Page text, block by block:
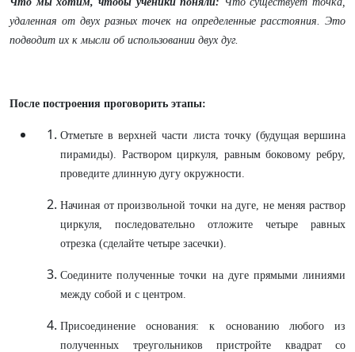
удаленная от двух разных точек на определенные расстояния. Это
подводит их к мысли об использовании двух дуг.
После построения проговорить этапы:
Отметьте в верхней части листа точку (будущая вершина
пирамиды). Раствором циркуля, равным боковому ребру,
проведите длинную дугу окружности.
Начиная от произвольной точки на дуге, не меняя раствор
циркуля, последовательно отложите четыре равных
отрезка (сделайте четыре засечки).
Соедините полученные точки на дуге прямыми линиями
между собой и с центром.
Присоединение основания: к основанию любого из
полученных треугольников пристройте квадрат со